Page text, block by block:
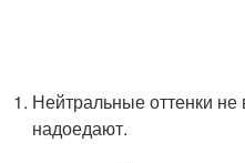
Нейтральные оттенки
надоедают.